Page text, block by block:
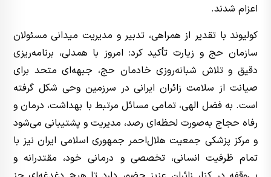
اعزام شدند.
کولیوند با تقدیر از همراهی، تدبیر و مدیریت میدانی مسئولان
سازمان حج و زیارت تأکید کرد: امروز با همدلی، برنامه‌ریزی
دقیق و تلاش شبانه‌روزی خادمان حج، جبهه‌ای متحد برای
صیانت از سلامت زائران ایرانی در سرزمین وحی شکل گرفته
است. به فضل الهی، تمامی مسائل مرتبط با بهداشت، درمان و
رفاه حجاج به‌صورت لحظه‌ای رصد، مدیریت و پشتیبانی می‌شود
و مرکز پزشکی جمعیت هلال‌احمر جمهوری اسلامی ایران نیز با
تمام ظرفیت انسانی، تخصصی و درمانی خود، مقتدرانه و